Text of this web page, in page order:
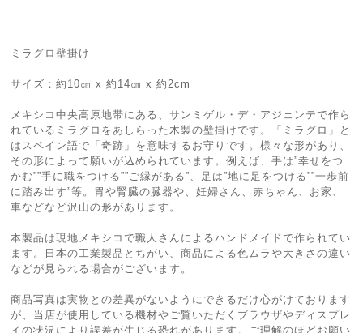
ミラグロ壁掛け
サイズ：約10㎝ x 約14㎝ x 約2cm
メキシコ中央高原地帯にある、サンミゲル・デ・アジェンテで作ら
れているミラグロをあしらった木製の壁掛けです。「ミラグロ」と
はスペイン語で「奇跡」を意味するお守りです。様々な形があり、
その形によって願いが込められています。例えば、手は”幸せをつ
かむ””手に職をつける””ご縁がある”、足は”地に足をつける””一歩前
に踏み出す”等。胃や腎臓の臓器や、妊婦さん、赤ちゃん、お家、
車などなど沢山の形があります。
本製品は現地メキシコで職人さんによるハンドメイドで作られてい
ます。日本の工業製品とちがい、商品による色ムラや大きさの違い
などが見られる場合がございます。
商品写真は実物との差異がないようにできるだけ心がけております
が、当店が使用している機材やご覧いただくブラウザやディスプレ
イの状況により誤差が生じる恐れがあります。ご理解のほどお願い